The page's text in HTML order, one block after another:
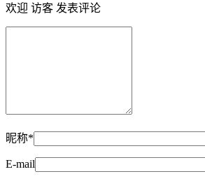
欢迎 访客 发表评论
昵称*
E-mail